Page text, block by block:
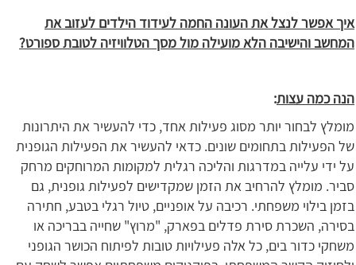
איך אפשר לנצל את העונה החמה לעידוד הילדים לעזוב את
המחשב והישיבה הלא מועילה מול מסך הטלוויזיה לטובת ספורט?
הנה כמה עצות:
מומלץ לבחור יותר מסוג פעילות אחד, כדי להעשיר את היתרונות
של הפעילות בתחומים שונים. כדאי להעשיר את הפעילות הגופנית
על ידי עלייה במדרגות והליכה רגלית למקומות המרוחקים מרחק
סביר. מומלץ להרחיב את הזמן שמקדישים לפעילות גופנית, גם
בזמן בילוי משפחתי. רכיבה על אופניים, טיול רגלי בטבע, חתירה
בסירה, השכרת סירת פדלים בפארק, "מרוץ" שחייה בבריכה או
משחקי כדור בים, כל אלה פעילויות טובות לפיתוח הכושר הגופני